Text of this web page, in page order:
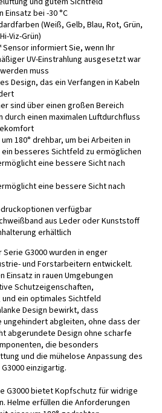
Einsatz bei -30 °C
(Weiß, Gelb, Blau, Rot, Grün,
Viz-Grün)
informiert Sie, wenn Ihr
UV-Einstrahlung ausgesetzt war
muss
Design, das ein Verfangen in Kabeln
sind über einen großen Bereich
einen maximalen Luftdurchfluss
180° drehbar, um bei Arbeiten in
besseres Sichtfeld zu ermöglichen
eine bessere Sicht nach
eine bessere Sicht nach
verfügbar
aus Leder oder Kunststoff
erhältlich
G3000 wurden in enger
und Forstarbeitern entwickelt.
Einsatz in rauen Umgebungen
Schutzeigenschaften,
ein optimales Sichtfeld
Design bewirkt, dass
abgleiten, ohne dass der
abgerundete Design ohne scharfe
die besonders
und die mühelose Anpassung des
einzigartig.
G3000 bietet Kopfschutz für widrige
Helme erfüllen die Anforderungen